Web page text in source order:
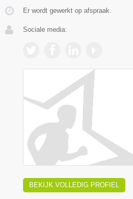
Er wordt gewerkt op afspraak.
Sociale media:
BEKIJK VOLLEDIG PROFIEL